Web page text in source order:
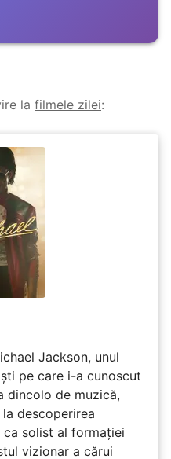
la filmele zilei:
Jackson, unul
pe care i-a cunoscut
dincolo de muzică,
descoperirea
solist al formației
vizionar a cărui